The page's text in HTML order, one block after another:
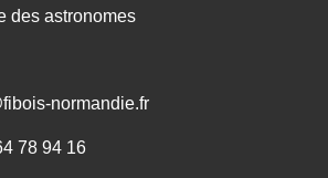
des astronomes
normandie.fr
78 94 16